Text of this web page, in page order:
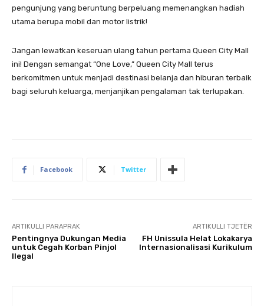
pengunjung yang beruntung berpeluang memenangkan hadiah
utama berupa mobil dan motor listrik!
Jangan lewatkan keseruan ulang tahun pertama Queen City Mall
ini! Dengan semangat “One Love,” Queen City Mall terus
berkomitmen untuk menjadi destinasi belanja dan hiburan terbaik
bagi seluruh keluarga, menjanjikan pengalaman tak terlupakan.
Facebook Twitter
ARTIKULLI PARAPRAK
Pentingnya Dukungan Media
untuk Cegah Korban Pinjol
Ilegal
ARTIKULLI TJETËR
FH Unissula Helat Lokakarya
Internasionalisasi Kurikulum